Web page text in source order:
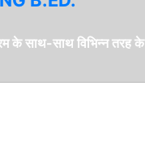
के साथ-साथ विभिन्न तरह के